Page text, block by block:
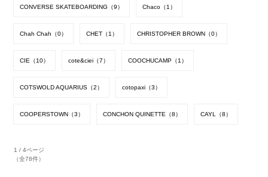
CONVERSE SKATEBOARDING（9） Chaco（1）
Chah Chah（0） CHET（1） CHRISTOPHER BROWN（0）
CIE（10） cote&ciei（7） COOCHUCAMP（1）
COTSWOLD AQUARIUS（2） cotopaxi（3）
COOPERSTOWN（3） CONCHON QUINETTE（8） CAYL（8）
1 / 4ページ
（全78件）